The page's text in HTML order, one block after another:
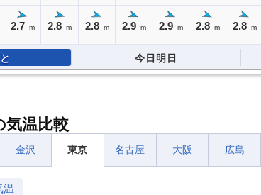
2.7 m 2.8 m 2.8 m 2.9 m 2.9 m 2.8 m 2.8 m
今日明日
気温比較
金沢 東京 名古屋 大阪 広島
温